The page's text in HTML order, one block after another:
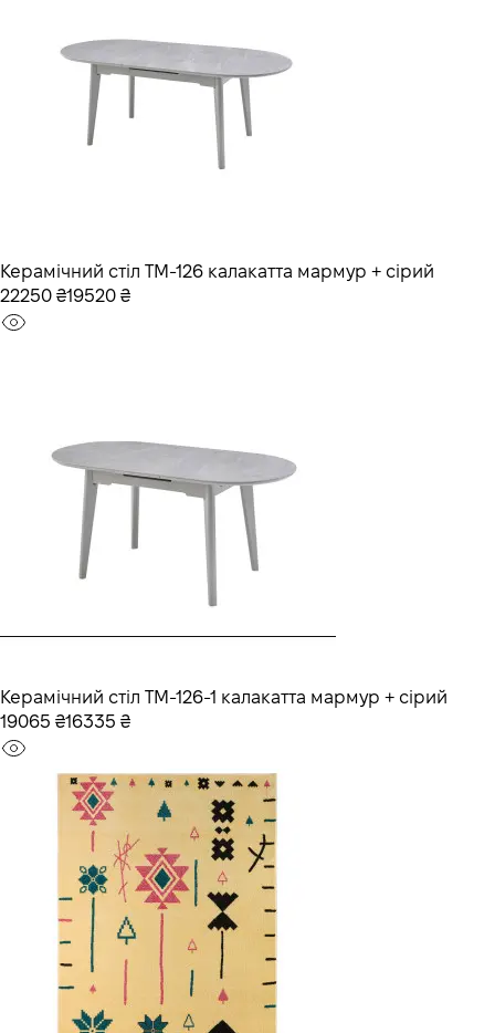
Керамічний стіл TM-126 калакатта мармур + сірий
22250 ₴19520 ₴
Керамічний стіл TM-126-1 калакатта мармур + сірий
19065 ₴16335 ₴